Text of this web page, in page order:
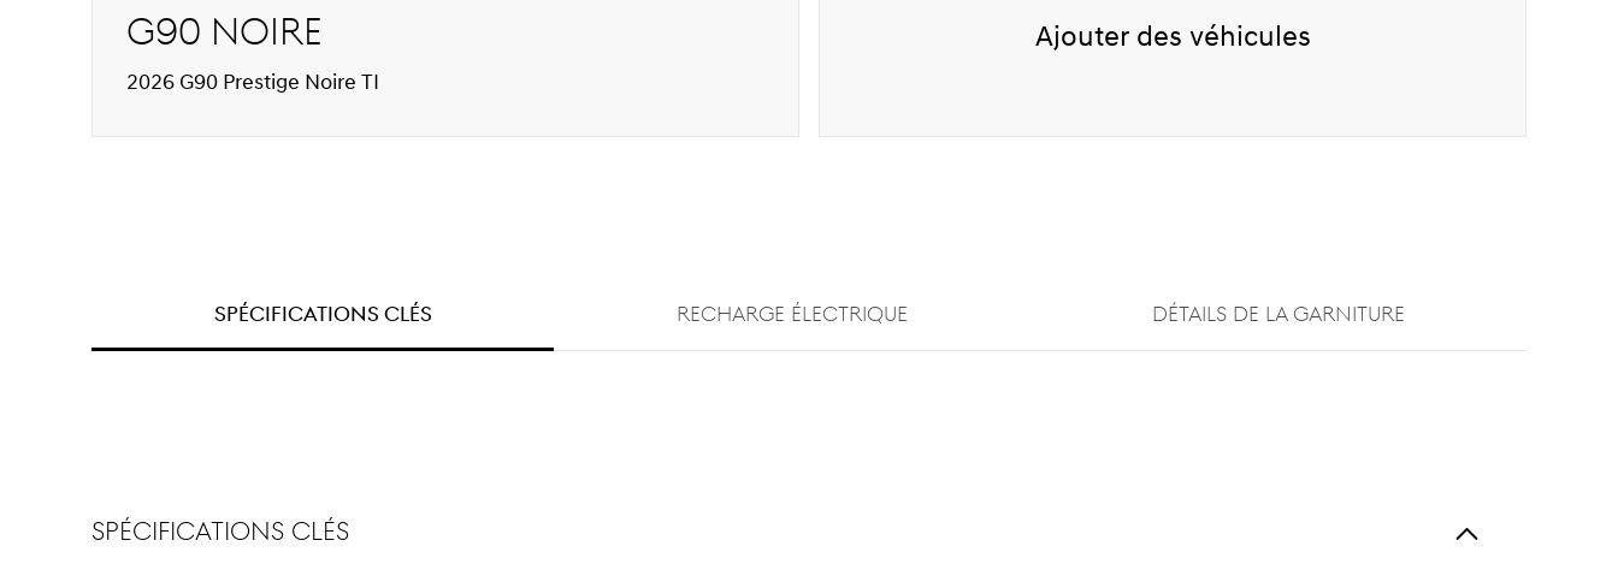
G90 Noire
2026 G90 Prestige Noire TI
Ajouter des véhicules
SPÉCIFICATIONS CLÉS RECHARGE ÉLECTRIQUE DÉTAILS DE LA GARNITURE
SPÉCIFICATIONS CLÉS